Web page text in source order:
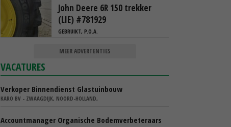
John Deere 6R 150 trekker
(LIE) #781929
GEBRUIKT, P.O.A.
MEER ADVERTENTIES
VACATURES
Verkoper Binnendienst Glastuinbouw
KARO BV - ZWAAGDIJK, NOORD-HOLLAND,
Accountmanager Organische Bodemverbeteraars